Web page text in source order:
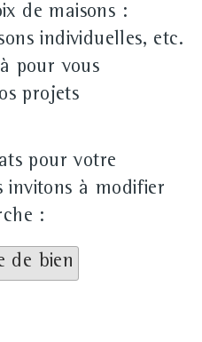
de maisons :
individuelles, etc.
pour vous
projets
pour votre
invitons à modifier
:
de bien